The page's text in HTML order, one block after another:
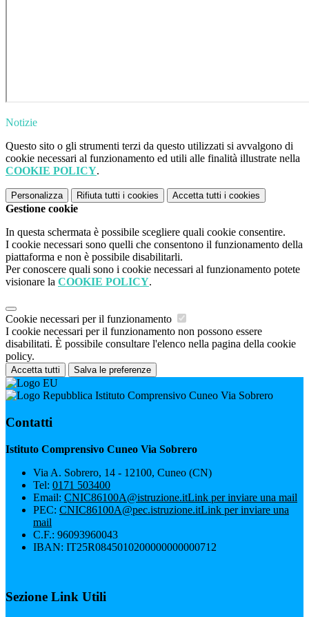
Notizie
Questo sito o gli strumenti terzi da questo utilizzati si avvalgono di
cookie necessari al funzionamento ed utili alle finalità illustrate nella
COOKIE POLICY.
Personalizza Rifiuta tutti i cookies Accetta tutti i cookies
Gestione cookie
In questa schermata è possibile scegliere quali cookie consentire.
I cookie necessari sono quelli che consentono il funzionamento della
piattaforma e non è possibile disabilitarli.
Per conoscere quali sono i cookie necessari al funzionamento potete
visionare la COOKIE POLICY.
Cookie necessari per il funzionamento
I cookie necessari per il funzionamento non possono essere
disabilitati. È possibile consultare l'elenco nella pagina della cookie
policy.
Accetta tutti Salva le preferenze
Istituto Comprensivo Cuneo Via Sobrero
Contatti
Istituto Comprensivo Cuneo Via Sobrero
Via A. Sobrero, 14 - 12100, Cuneo (CN)
Tel: 0171 503400
Email: CNIC86100A@istruzione.itLink per inviare una mail
PEC: CNIC86100A@pec.istruzione.itLink per inviare una
mail
C.F.: 96093960043
IBAN: IT25R0845010200000000000712
Sezione Link Utili